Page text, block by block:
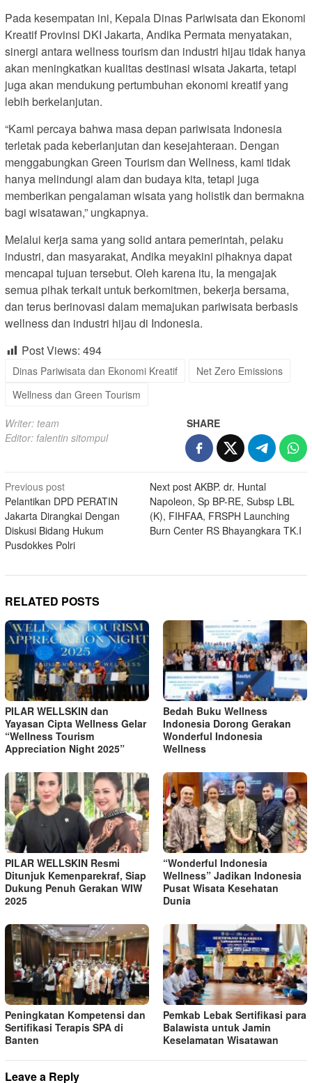
Pada kesempatan ini, Kepala Dinas Pariwisata dan Ekonomi
Kreatif Provinsi DKI Jakarta, Andika Permata menyatakan,
sinergi antara wellness tourism dan industri hijau tidak hanya
akan meningkatkan kualitas destinasi wisata Jakarta, tetapi
juga akan mendukung pertumbuhan ekonomi kreatif yang
lebih berkelanjutan.
“Kami percaya bahwa masa depan pariwisata Indonesia
terletak pada keberlanjutan dan kesejahteraan. Dengan
menggabungkan Green Tourism dan Wellness, kami tidak
hanya melindungi alam dan budaya kita, tetapi juga
memberikan pengalaman wisata yang holistik dan bermakna
bagi wisatawan,” ungkapnya.
Melalui kerja sama yang solid antara pemerintah, pelaku
industri, dan masyarakat, Andika meyakini pihaknya dapat
mencapai tujuan tersebut. Oleh karena itu, Ia mengajak
semua pihak terkait untuk berkomitmen, bekerja bersama,
dan terus berinovasi dalam memajukan pariwisata berbasis
wellness dan industri hijau di Indonesia.
Post Views: 494
Dinas Pariwisata dan Ekonomi Kreatif
Net Zero Emissions
Wellness dan Green Tourism
Writer: team
Editor: falentin sitompul
SHARE
Post
navigation
Previous post
Pelantikan DPD PERATIN
Jakarta Dirangkai Dengan
Diskusi Bidang Hukum
Next post AKBP. dr. Huntal
Napoleon, Sp BP-RE, Subsp LBL
(K), FIHFAA, FRSPH Launching
Burn Center RS Bhayangkara TK.I
Pusdokkes Polri
RELATED POSTS
PILAR WELLSKIN dan
Yayasan Cipta Wellness Gelar
“Wellness Tourism
Appreciation Night 2025”
Bedah Buku Wellness
Indonesia Dorong Gerakan
Wonderful Indonesia
Wellness
PILAR WELLSKIN Resmi
Ditunjuk Kemenparekraf, Siap
Dukung Penuh Gerakan WIW
2025
“Wonderful Indonesia
Wellness” Jadikan Indonesia
Pusat Wisata Kesehatan
Dunia
Peningkatan Kompetensi dan
Sertifikasi Terapis SPA di
Banten
Pemkab Lebak Sertifikasi para
Balawista untuk Jamin
Keselamatan Wisatawan
Leave a Reply